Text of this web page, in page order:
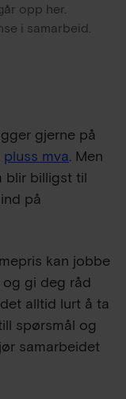
opp her.
i samarbeid.
gjerne på
pluss mva. Men
blir billigst til
på
kan jobbe
og gi deg råd
alltid lurt å ta
spørsmål og
samarbeidet